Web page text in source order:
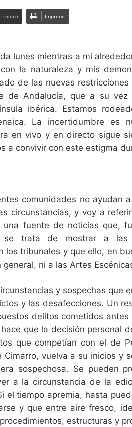
Imprimir
lunes mientras a mi
la naturaleza y mis
de las nuevas restricciones
de Andalucía, que a su
ibérica. Estamos
La incertidumbre es
en vivo y en directo sigue
a convivir con este estigma
comunidades no ayudan
circunstancias, y voy a
fuente de noticias que,
se trata de mostrar a las
tribunales y que ello, en
ni a las Artes
y sospechas que
y las desafecciones. Un
delitos cometidos
que la decisión personal
que competían con el de
vuelva a su inicios y
sospechosa. Se pueden
a la circunstancia de la
el tiempo apremia, hasta
y que entre aire fresco,
estructuras y